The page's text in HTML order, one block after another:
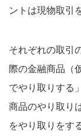
ントは現物取引
それぞれの取引
際の金融商品（
でやり取りする
商品のやり取り
をやり取りをす